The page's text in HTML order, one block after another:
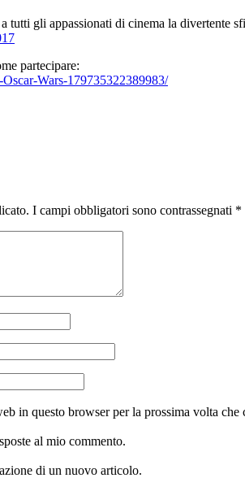
tutti gli appassionati di cinema la divertente
partecipare:
Wars-179735322389983/
I campi obbligatori sono contrassegnati *
in questo browser per la prossima volta che
al mio commento.
di un nuovo articolo.